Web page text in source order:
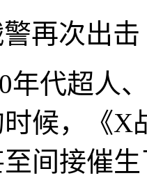
再次出击
代超人
候，《X
间接催